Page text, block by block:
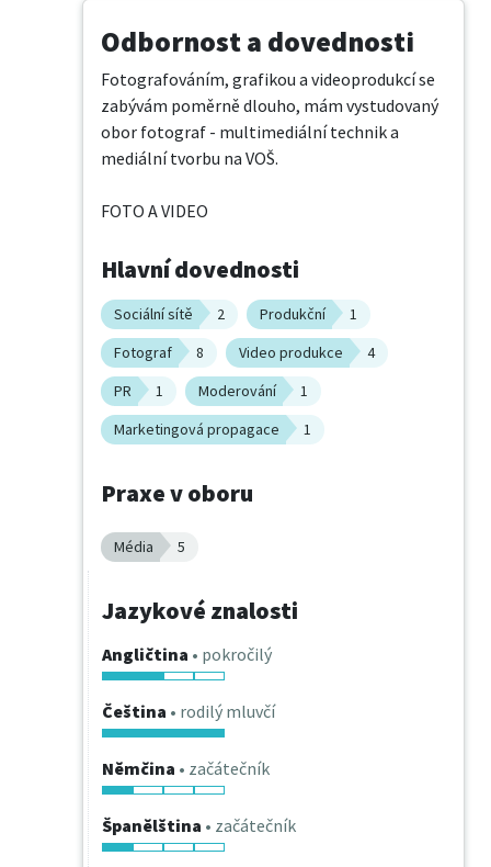
Odbornost a dovednosti
Fotografováním, grafikou a videoprodukcí se
zabývám poměrně dlouho, mám vystudovaný
obor fotograf - multimediální technik a
mediální tvorbu na VOŠ.
FOTO A VIDEO
Hlavní dovednosti
Sociální sítě 2 Produkční
1
Fotograf
8 Video produkce
4
PR
1 Moderování
1
Marketingová propagace
1
Praxe v oboru
Média 5
Jazykové znalosti
Angličtina • pokročilý
Čeština • rodilý mluvčí
Němčina • začátečník
Španělština • začátečník